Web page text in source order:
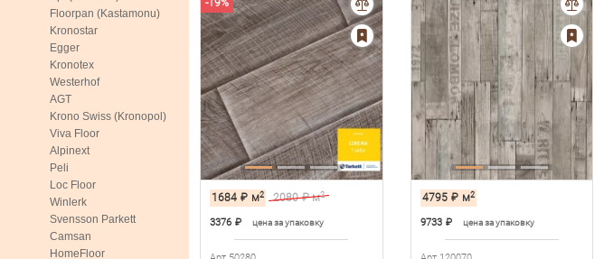
Floorpan (Kastamonu)
Kronostar
Egger
Kronotex
Westerhof
AGT
Krono Swiss (Kronopol)
Viva Floor
Alpinext
Peli
Loc Floor
Winlerk
Svensson Parkett
Camsan
HomeFloor
-19%
1684 ₽ м2 2080 ₽ м2
3376 ₽ цена за упаковку
4795 ₽ м2
9733 ₽ цена за упаковку